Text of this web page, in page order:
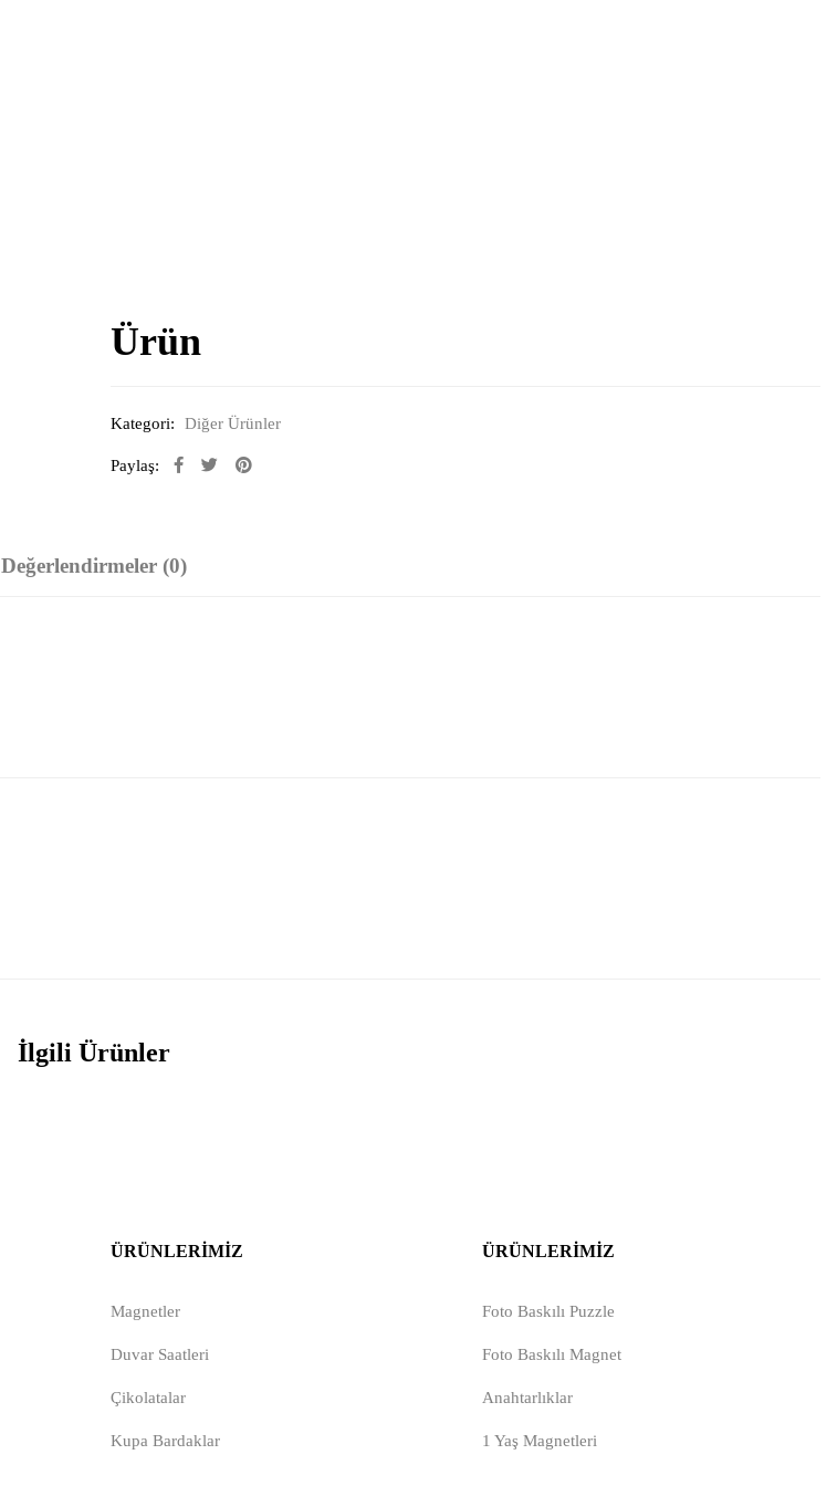
Ürün
Kategori: Diğer Ürünler
Paylaş:
Değerlendirmeler (0)
İlgili Ürünler
ÜRÜNLERIMIZ
Magnetler
Duvar Saatleri
Çikolatalar
Kupa Bardaklar
ÜRÜNLERIMIZ
Foto Baskılı Puzzle
Foto Baskılı Magnet
Anahtarlıklar
1 Yaş Magnetleri